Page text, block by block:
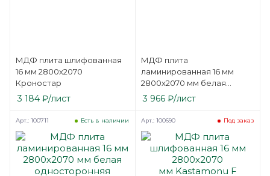
МДФ плита шлифованная
16 мм 2800х2070
Кроностар
3 184 ₽/лист
МДФ плита
ламинированная 16 мм
2800х2070 мм белая
односторонняя Эггер MB
3 966₽/лист
Есть в наличии
Арт.: 100711 Под заказ
Арт.: 100690